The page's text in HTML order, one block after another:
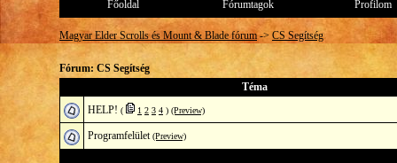
Főoldal Fórumtagok Profilom
Magyar Elder Scrolls és Mount & Blade fórum-> CS Segítség
Fórum: CS Segítség
Téma
HELP! ( 1 2 3 4 ) (Preview)
Programfelület (Preview)